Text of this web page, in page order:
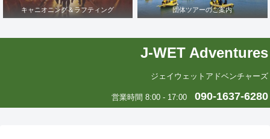
キャニオニング＆ラフティング 団体ツアーのご案内
J-WET Adventures
ジェイウェットアドベンチャーズ
営業時間 8:00 - 17:00 090-1637-6280